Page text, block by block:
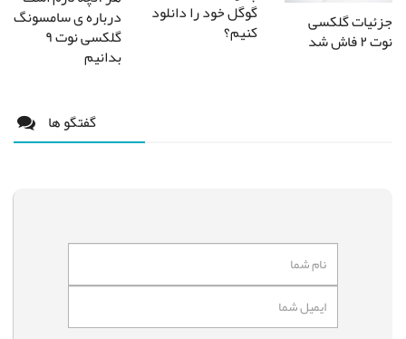
جزئیات گلکسی
نوت ۲ فاش شد
گوگل خود را دانلود
کنیم؟
درباره ی سامسونگ
گلکسی نوت ۹
بدانیم
گفتگو ها